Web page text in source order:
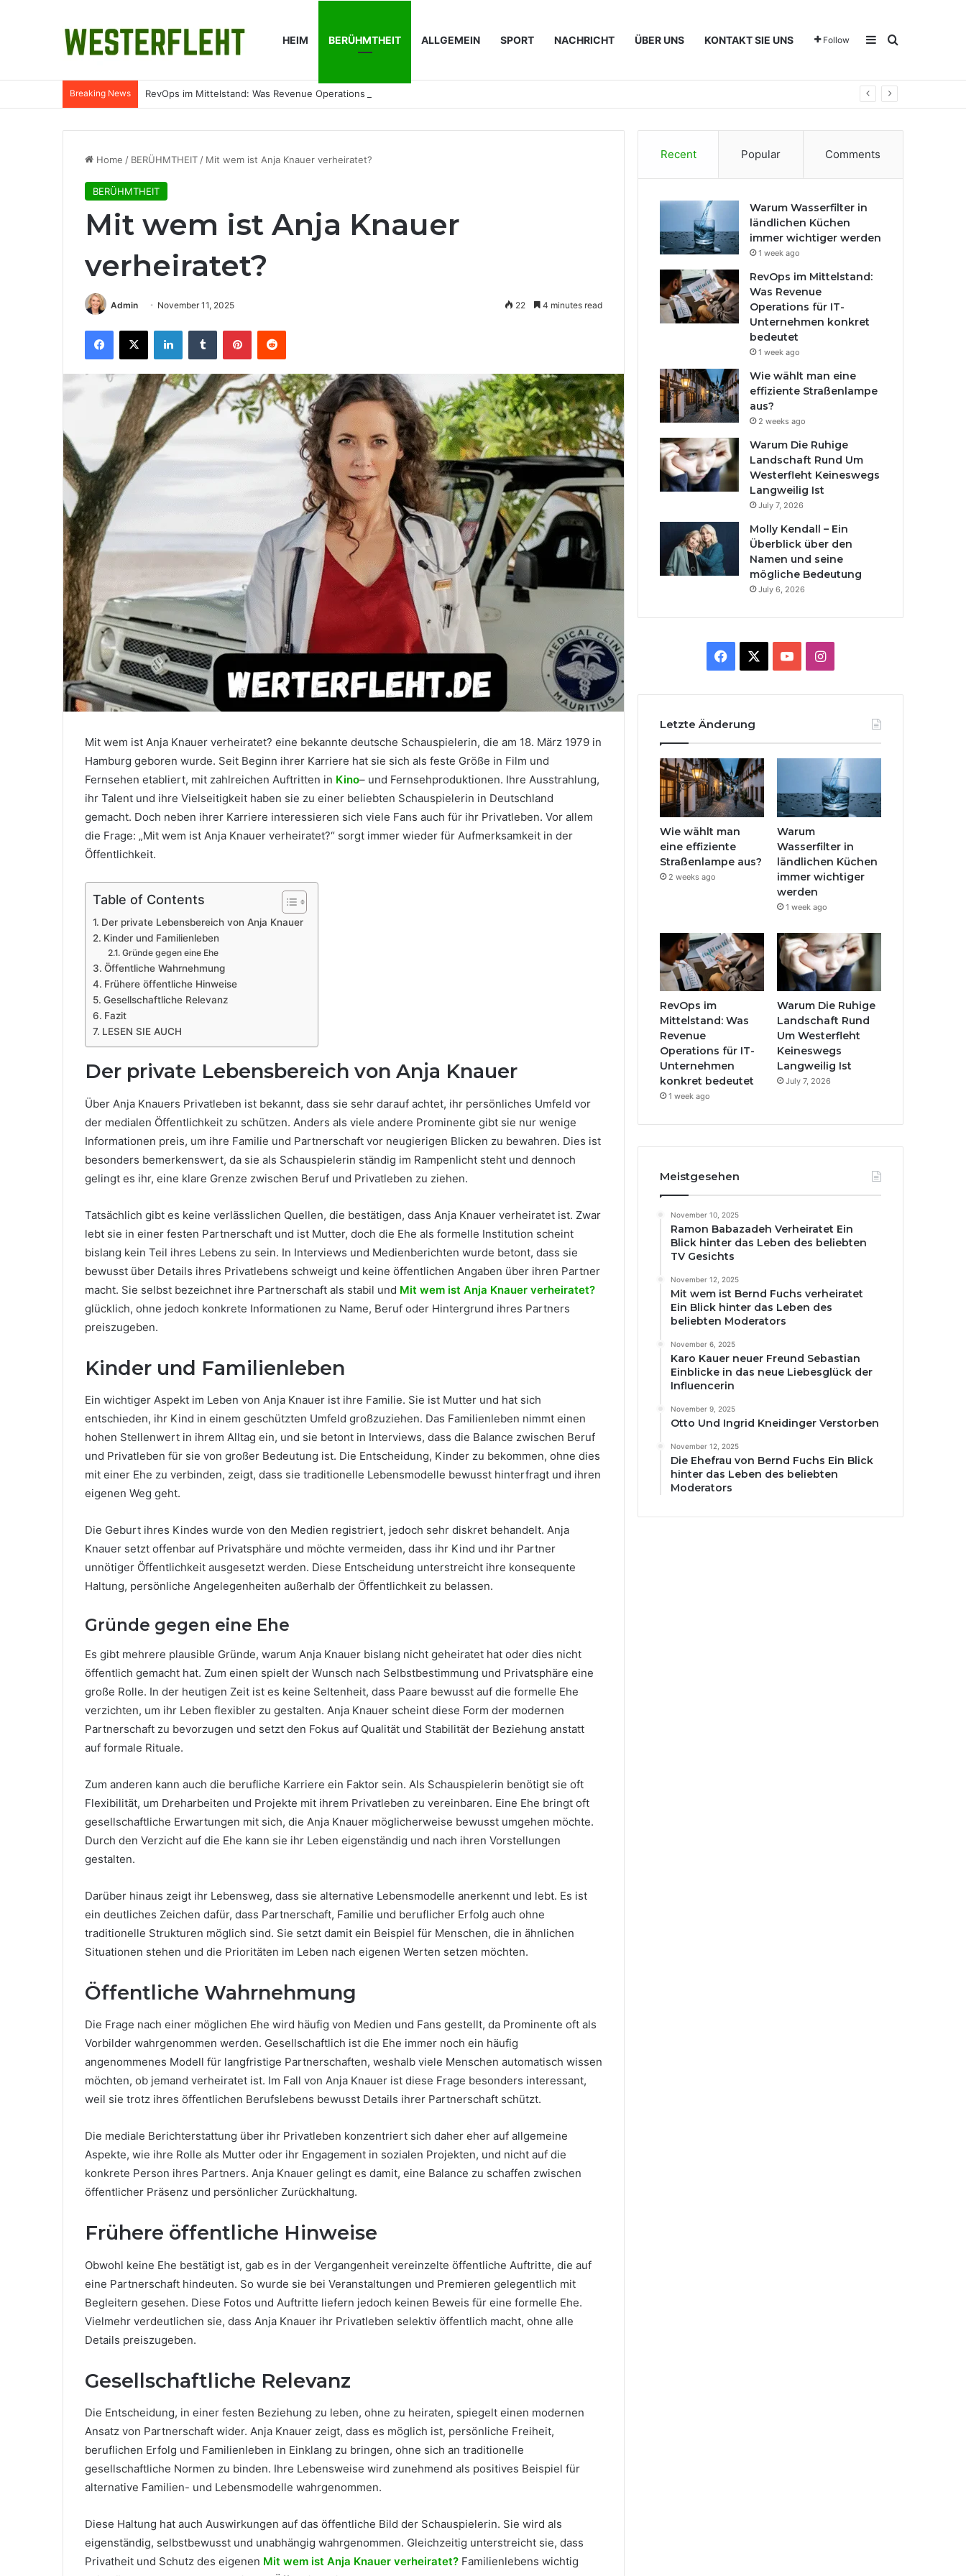
HEIM BERÜHMTHEIT ALLGEMEIN SPORT NACHRICHT ÜBER UNS KONTAKT SIE UNS Follow SidebarSearch for
Breaking News RevOps im Mittelstand: Was Revenue Operations für IT-Unternehmen konkret bedeutet
Home / BERÜHMTHEIT / Mit wem ist Anja Knauer verheiratet?
BERÜHMTHEIT
Mit wem ist Anja Knauer
verheiratet?
Admin November 11, 2025 22 4 minutes read
Facebook
X LinkedInTumblr PinterestReddit
Mit wem ist Anja Knauer verheiratet? eine bekannte deutsche Schauspielerin, die am 18. März 1979 in
Hamburg geboren wurde. Seit Beginn ihrer Karriere hat sie sich als feste Größe in Film und
Fernsehen etabliert, mit zahlreichen Auftritten in Kino– und Fernsehproduktionen. Ihre Ausstrahlung,
ihr Talent und ihre Vielseitigkeit haben sie zu einer beliebten Schauspielerin in Deutschland
gemacht. Doch neben ihrer Karriere interessieren sich viele Fans auch für ihr Privatleben. Vor allem
die Frage: „Mit wem ist Anja Knauer verheiratet?“ sorgt immer wieder für Aufmerksamkeit in der
Öffentlichkeit.
Table of Contents
Der private Lebensbereich von Anja Knauer
Kinder und Familienleben
Gründe gegen eine Ehe
Öffentliche Wahrnehmung
Frühere öffentliche Hinweise
Gesellschaftliche Relevanz
Fazit
LESEN SIE AUCH
Der private Lebensbereich von Anja Knauer
Über Anja Knauers Privatleben ist bekannt, dass sie sehr darauf achtet, ihr persönliches Umfeld vor
der medialen Öffentlichkeit zu schützen. Anders als viele andere Prominente gibt sie nur wenige
Informationen preis, um ihre Familie und Partnerschaft vor neugierigen Blicken zu bewahren. Dies ist
besonders bemerkenswert, da sie als Schauspielerin ständig im Rampenlicht steht und dennoch
gelingt es ihr, eine klare Grenze zwischen Beruf und Privatleben zu ziehen.
Tatsächlich gibt es keine verlässlichen Quellen, die bestätigen, dass Anja Knauer verheiratet ist. Zwar
lebt sie in einer festen Partnerschaft und ist Mutter, doch die Ehe als formelle Institution scheint
bislang kein Teil ihres Lebens zu sein. In Interviews und Medienberichten wurde betont, dass sie
bewusst über Details ihres Privatlebens schweigt und keine öffentlichen Angaben über ihren Partner
macht. Sie selbst bezeichnet ihre Partnerschaft als stabil und Mit wem ist Anja Knauer verheiratet?
glücklich, ohne jedoch konkrete Informationen zu Name, Beruf oder Hintergrund ihres Partners
preiszugeben.
Kinder und Familienleben
Ein wichtiger Aspekt im Leben von Anja Knauer ist ihre Familie. Sie ist Mutter und hat sich
entschieden, ihr Kind in einem geschützten Umfeld großzuziehen. Das Familienleben nimmt einen
hohen Stellenwert in ihrem Alltag ein, und sie betont in Interviews, dass die Balance zwischen Beruf
und Privatleben für sie von großer Bedeutung ist. Die Entscheidung, Kinder zu bekommen, ohne dies
mit einer Ehe zu verbinden, zeigt, dass sie traditionelle Lebensmodelle bewusst hinterfragt und ihren
eigenen Weg geht.
Die Geburt ihres Kindes wurde von den Medien registriert, jedoch sehr diskret behandelt. Anja
Knauer setzt offenbar auf Privatsphäre und möchte vermeiden, dass ihr Kind und ihr Partner
unnötiger Öffentlichkeit ausgesetzt werden. Diese Entscheidung unterstreicht ihre konsequente
Haltung, persönliche Angelegenheiten außerhalb der Öffentlichkeit zu belassen.
Gründe gegen eine Ehe
Es gibt mehrere plausible Gründe, warum Anja Knauer bislang nicht geheiratet hat oder dies nicht
öffentlich gemacht hat. Zum einen spielt der Wunsch nach Selbstbestimmung und Privatsphäre eine
große Rolle. In der heutigen Zeit ist es keine Seltenheit, dass Paare bewusst auf die formelle Ehe
verzichten, um ihr Leben flexibler zu gestalten. Anja Knauer scheint diese Form der modernen
Partnerschaft zu bevorzugen und setzt den Fokus auf Qualität und Stabilität der Beziehung anstatt
auf formale Rituale.
Zum anderen kann auch die berufliche Karriere ein Faktor sein. Als Schauspielerin benötigt sie oft
Flexibilität, um Dreharbeiten und Projekte mit ihrem Privatleben zu vereinbaren. Eine Ehe bringt oft
gesellschaftliche Erwartungen mit sich, die Anja Knauer möglicherweise bewusst umgehen möchte.
Durch den Verzicht auf die Ehe kann sie ihr Leben eigenständig und nach ihren Vorstellungen
gestalten.
Darüber hinaus zeigt ihr Lebensweg, dass sie alternative Lebensmodelle anerkennt und lebt. Es ist
ein deutliches Zeichen dafür, dass Partnerschaft, Familie und beruflicher Erfolg auch ohne
traditionelle Strukturen möglich sind. Sie setzt damit ein Beispiel für Menschen, die in ähnlichen
Situationen stehen und die Prioritäten im Leben nach eigenen Werten setzen möchten.
Öffentliche Wahrnehmung
Die Frage nach einer möglichen Ehe wird häufig von Medien und Fans gestellt, da Prominente oft als
Vorbilder wahrgenommen werden. Gesellschaftlich ist die Ehe immer noch ein häufig
angenommenes Modell für langfristige Partnerschaften, weshalb viele Menschen automatisch wissen
möchten, ob jemand verheiratet ist. Im Fall von Anja Knauer ist diese Frage besonders interessant,
weil sie trotz ihres öffentlichen Berufslebens bewusst Details ihrer Partnerschaft schützt.
Die mediale Berichterstattung über ihr Privatleben konzentriert sich daher eher auf allgemeine
Aspekte, wie ihre Rolle als Mutter oder ihr Engagement in sozialen Projekten, und nicht auf die
konkrete Person ihres Partners. Anja Knauer gelingt es damit, eine Balance zu schaffen zwischen
öffentlicher Präsenz und persönlicher Zurückhaltung.
Frühere öffentliche Hinweise
Obwohl keine Ehe bestätigt ist, gab es in der Vergangenheit vereinzelte öffentliche Auftritte, die auf
eine Partnerschaft hindeuten. So wurde sie bei Veranstaltungen und Premieren gelegentlich mit
Begleitern gesehen. Diese Fotos und Auftritte liefern jedoch keinen Beweis für eine formelle Ehe.
Vielmehr verdeutlichen sie, dass Anja Knauer ihr Privatleben selektiv öffentlich macht, ohne alle
Details preiszugeben.
Gesellschaftliche Relevanz
Die Entscheidung, in einer festen Beziehung zu leben, ohne zu heiraten, spiegelt einen modernen
Ansatz von Partnerschaft wider. Anja Knauer zeigt, dass es möglich ist, persönliche Freiheit,
beruflichen Erfolg und Familienleben in Einklang zu bringen, ohne sich an traditionelle
gesellschaftliche Normen zu binden. Ihre Lebensweise wird zunehmend als positives Beispiel für
alternative Familien- und Lebensmodelle wahrgenommen.
Diese Haltung hat auch Auswirkungen auf das öffentliche Bild der Schauspielerin. Sie wird als
eigenständig, selbstbewusst und unabhängig wahrgenommen. Gleichzeitig unterstreicht sie, dass
Privatheit und Schutz des eigenen Mit wem ist Anja Knauer verheiratet? Familienlebens wichtig
Recent Popular Comments
Warum Wasserfilter in
ländlichen Küchen
immer wichtiger werden
1 week ago
RevOps im Mittelstand:
Was Revenue
Operations für IT-
Unternehmen konkret
bedeutet
1 week ago
Wie wählt man eine
effiziente Straßenlampe
aus?
2 weeks ago
Warum Die Ruhige
Landschaft Rund Um
Westerfleht Keineswegs
Langweilig Ist
July 7, 2026
Molly Kendall – Ein
Überblick über den
Namen und seine
mögliche Bedeutung
July 6, 2026
Facebook YouTubeInstagram
Letzte Änderung
Wie wählt man
eine effiziente
Straßenlampe aus?
2 weeks ago
Warum
Wasserfilter in
ländlichen Küchen
immer wichtiger
werden
1 week ago
RevOps im
Mittelstand: Was
Revenue
Operations für IT-
Unternehmen
konkret bedeutet
1 week ago
Warum Die Ruhige
Landschaft Rund
Um Westerfleht
Keineswegs
Langweilig Ist
July 7, 2026
Meistgesehen
November 10, 2025
Ramon Babazadeh Verheiratet Ein
Blick hinter das Leben des beliebten
TV Gesichts
November 12, 2025
Mit wem ist Bernd Fuchs verheiratet
Ein Blick hinter das Leben des
beliebten Moderators
November 6, 2025
Karo Kauer neuer Freund Sebastian
Einblicke in das neue Liebesglück der
Influencerin
November 9, 2025
Otto Und Ingrid Kneidinger Verstorben
November 12, 2025
Die Ehefrau von Bernd Fuchs Ein Blick
hinter das Leben des beliebten
Moderators